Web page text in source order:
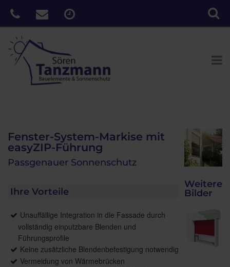
Fenster-System-Markise mit
easyZIP-Führung
Passgenauer Sonnenschutz
Ihre Vorteile
Unauffällige Integration in die Fassade durch
vollständig einputzbare Blenden und
Führungsprofile
Keine zusätzliche Blendenbefestigung notwendig
Vermeidung von Wärmebrücken
Weitere
Bilder